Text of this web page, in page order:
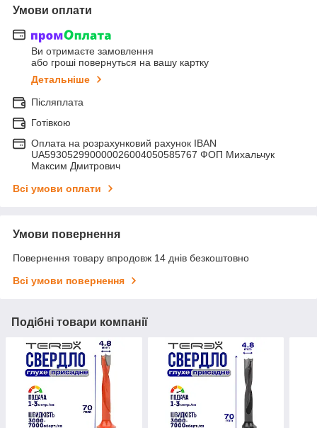
Умови оплати
Ви отримаєте замовлення
або гроші повернуться на вашу картку
Детальніше
Післяплата
Готівкою
Оплата на розрахунковий рахунок IBAN
UA593052990000026004050585767 ФОП Михальчук
Максим Дмитрович
Всі умови оплати
Умови повернення
Повернення товару впродовж 14 днів безкоштовно
Всі умови повернення
Подібні товари компанії